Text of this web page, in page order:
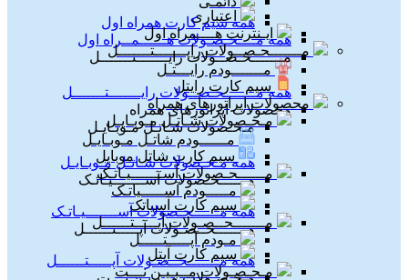
اعتباری
همه سیم کارت همراه اول
ایـنترنت هــــمراه اول
همه مــــحـصـولات هــــــمــراه اول
مـــــــحـصــولات رایـــــــتـــــــل
مـــــــحـصــولات رایـــــــتـــــــل
مـــــــودم رایـــتـل
سیم کارت رایتل
همه مـــــــحـصــولات رایـــــــتـــــــل
محصولات اپراتورهای همراه
محصولات اپراتورهای همراه
مـحـصولات شـاتـل مـوبـایـل
مـحـصولات شـاتـل مـوبـایـل
مــــــودم شاتـل مـوبـایـل
سیم کارت شاتل موبایل
همه مـحـصولات شـاتـل مـوبـایـل
مــــــحـصولات آســـــــیـاتـک
مــــــحـصولات آســـــــیـاتـک
مـــــودم آســـــیاتـک
سیم کارت آسیاتک
همه مــــــحـصولات آســـــــیـاتـک
مـــــــحــصـولات آپـــــتــــــل
مـــــــحــصـولات آپـــــتــــــل
مـودم آپـــــتـــــل
سیم کارت آپتل
همه مـــــــحــصـولات آپـــــتــــــل
مـحـصـولات مــبـیـن نـــت